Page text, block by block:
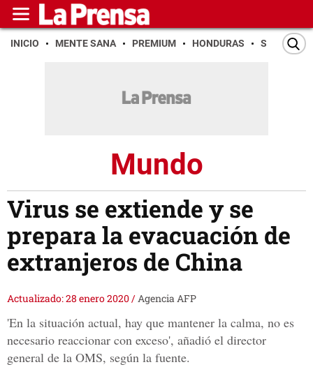
INICIO MENTE SANA PREMIUM HONDURAS SAN PEDRO
Mundo
Virus se extiende y se
prepara la evacuación de
extranjeros de China
Actualizado: 28 enero 2020/Agencia AFP
'En la situación actual, hay que mantener la calma, no es
necesario reaccionar con exceso', añadió el director
general de la OMS, según la fuente.